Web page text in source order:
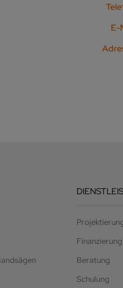
E-
Finanzierung
Beratung
Schulung